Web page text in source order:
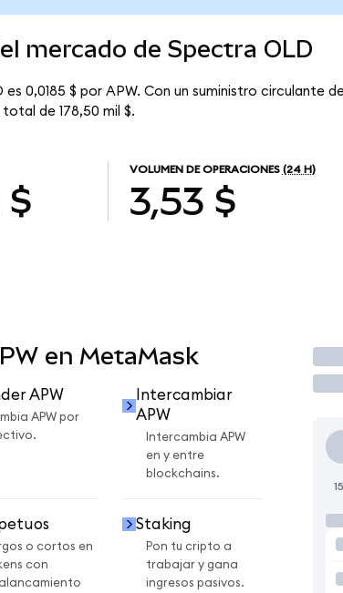
mercado de Spectra OLD
0,0185 $ por APW. Con un suministro circulante
de 178,50 mil $.
$
VOLUMEN DE OPERACIONES (24 H)
3,53 $
en MetaMask
APW
APW por
Intercambiar
APW
Intercambia APW
en y entre
blockchains.
o cortos en
con
Staking
Pon tu cripto a
trabajar y gana
ingresos pasivos.